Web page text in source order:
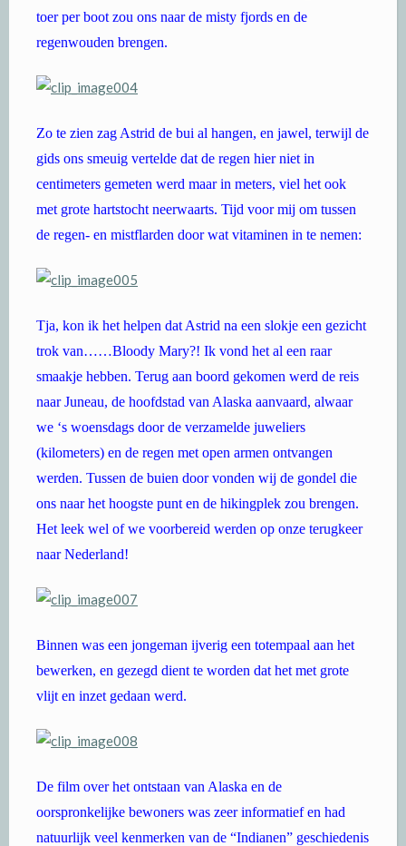
toer per boot zou ons naar de misty fjords en de
regenwouden brengen.
Zo te zien zag Astrid de bui al hangen, en jawel, terwijl de
gids ons smeuig vertelde dat de regen hier niet in
centimeters gemeten werd maar in meters, viel het ook
met grote hartstocht neerwaarts. Tijd voor mij om tussen
de regen- en mistflarden door wat vitaminen in te nemen:
Tja, kon ik het helpen dat Astrid na een slokje een gezicht
trok van……Bloody Mary?! Ik vond het al een raar
smaakje hebben. Terug aan boord gekomen werd de reis
naar Juneau, de hoofdstad van Alaska aanvaard, alwaar
we ‘s woensdags door de verzamelde juweliers
(kilometers) en de regen met open armen ontvangen
werden. Tussen de buien door vonden wij de gondel die
ons naar het hoogste punt en de hikingplek zou brengen.
Het leek wel of we voorbereid werden op onze terugkeer
naar Nederland!
Binnen was een jongeman ijverig een totempaal aan het
bewerken, en gezegd dient te worden dat het met grote
vlijt en inzet gedaan werd.
De film over het ontstaan van Alaska en de
oorspronkelijke bewoners was zeer informatief en had
natuurlijk veel kenmerken van de “Indianen” geschiedenis